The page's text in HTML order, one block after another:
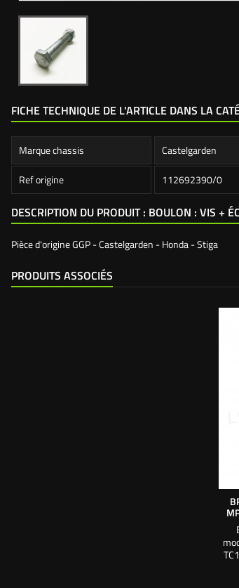
FICHE TECHNIQUE DE L'ARTICLE DANS LA
Marque chassis
Castelgarden
Ref origine
112692390/0
DESCRIPTION DU PRODUIT : BOULON : VIS +
Pièce d'origine GGP - Castelgarden - Honda - Stiga
PRODUITS ASSOCIÉS